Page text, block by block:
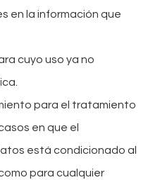
en la información que
cuyo uso ya no
para el tratamiento
en que el
está condicionado al
para cualquier